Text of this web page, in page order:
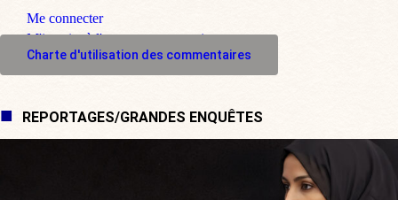
Me connecter
M'inscrire à l'espace commentaire
Charte d'utilisation des commentaires
REPORTAGES/GRANDES ENQUÊTES